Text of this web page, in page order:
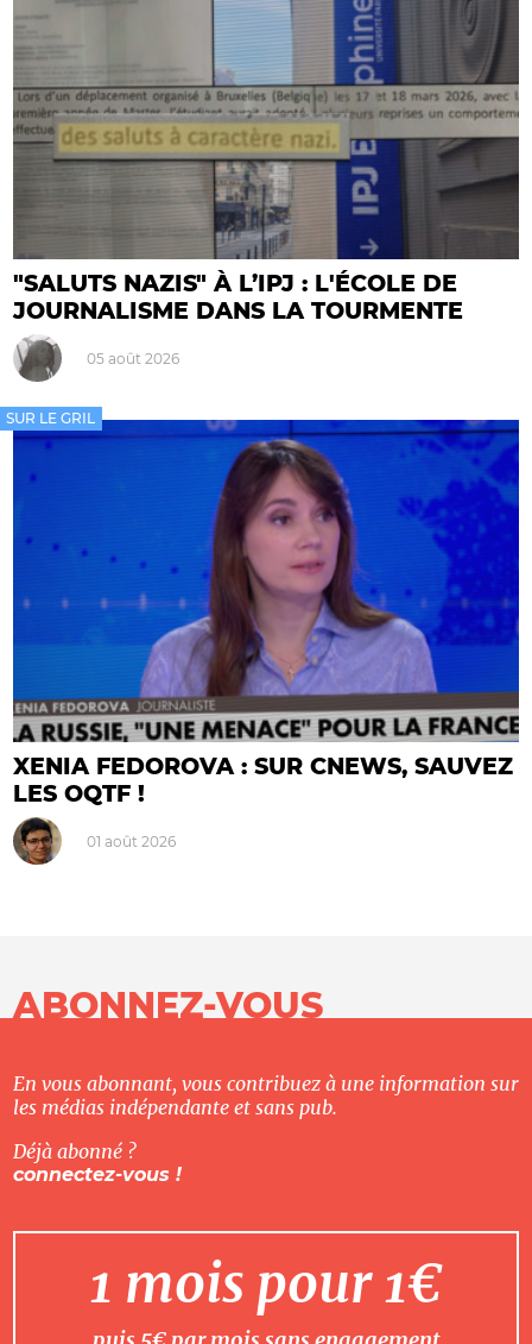
"SALUTS NAZIS" À L’IPJ : L'ÉCOLE DE
JOURNALISME DANS LA TOURMENTE
05 août 2026
SUR LE GRIL
XENIA FEDOROVA : SUR CNEWS, SAUVEZ
LES OQTF !
01 août 2026
ABONNEZ-VOUS
En vous abonnant, vous contribuez à une information sur
les médias indépendante et sans pub.
Déjà abonné ?
connectez-vous !
1 mois pour 1€